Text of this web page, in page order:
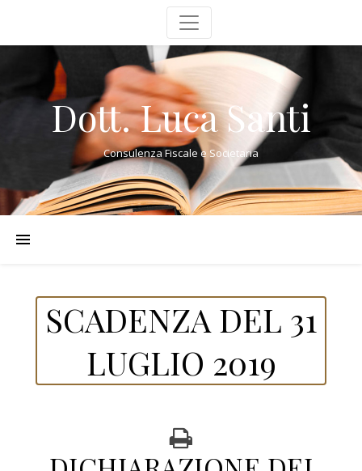
Dott. Luca Santi
Consulenza Fiscale e Societaria
SCADENZA DEL 31
LUGLIO 2019